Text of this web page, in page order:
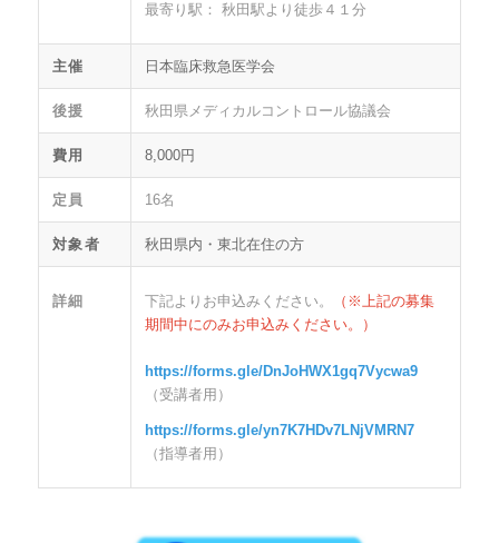
最寄り駅： 秋田駅より徒歩４１分
主催 日本臨床救急医学会
後援 秋田県メディカルコントロール協議会
費用 8,000円
定員 16名
対象者 秋田県内・東北在住の方
詳細 下記よりお申込みください。
（※上記の募集
期間中にのみお申込みください。）
https://forms.gle/DnJoHWX1gq7Vycwa9
（受講者用）
https://forms.gle/yn7K7HDv7LNjVMRN7
（指導者用）